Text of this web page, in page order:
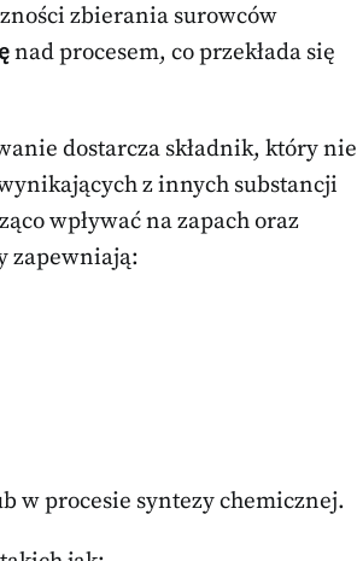
zbierania surowców
nad procesem, co przekłada się
dostarcza składnik, który nie
z innych substancji
wpływać na zapach oraz
zapewniają:
w procesie syntezy chemicznej.